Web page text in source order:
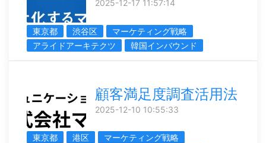
2025-12-17 11:57:14
東京都 渋谷区
マーケティング戦略
アライドアーキテクツ
韓国インバウンド
顧客満足度調査活用法
2025-12-10 10:55:33
東京都 港区
マーケティング戦略